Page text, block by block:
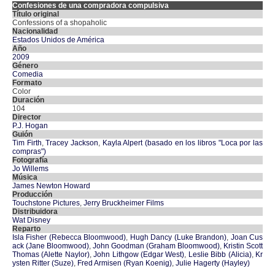
Confesiones de una compradora compulsiva
Título original
Confessions of a shopaholic
Nacionalidad
Estados Unidos de América
Año
2009
Género
Comedia
Formato
Color
Duración
104
Director
P.J. Hogan
Guión
Tim Firth,Tracey Jackson, Kayla Alpert (basado en los libros "Loca por las
compras")
Fotografía
Jo Willems
Música
James Newton Howard
Producción
Touchstone Pictures, Jerry Bruckheimer Films
Distribuidora
Wat Disney
Reparto
Isla Fisher (Rebecca Bloomwood), Hugh Dancy (Luke Brandon), Joan Cus
ack (Jane Bloomwood), John Goodman (Graham Bloomwood), Kristin Scott
Thomas (Alette Naylor),John Lithgow (Edgar West), Leslie Bibb (Alicia), Kr
ysten Ritter (Suze), Fred Armisen (Ryan Koenig), Julie Hagerty (Hayley)